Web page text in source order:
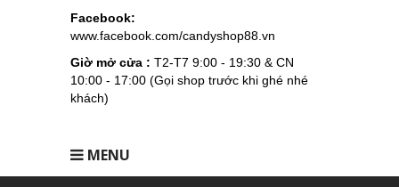
Facebook:
www.facebook.com/candyshop88.vn
Giờ mở cửa : T2-T7 9:00 - 19:30 & CN
10:00 - 17:00 (Gọi shop trước khi ghé nhé
khách)
MENU